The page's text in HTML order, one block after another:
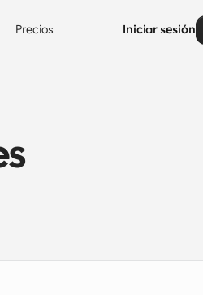
Precios Iniciar sesión